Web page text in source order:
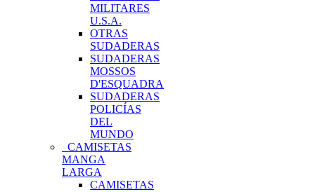
MILITARES
U.S.A.
OTRAS
SUDADERAS
SUDADERAS
MOSSOS
D'ESQUADRA
SUDADERAS
POLICÍAS
DEL
MUNDO
CAMISETAS
MANGA
LARGA
CAMISETAS